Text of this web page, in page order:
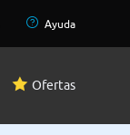
Ayuda
Ofertas